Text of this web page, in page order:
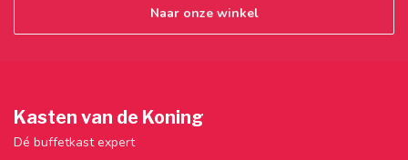
Naar onze winkel
Kasten van de Koning
Dé buffetkast expert